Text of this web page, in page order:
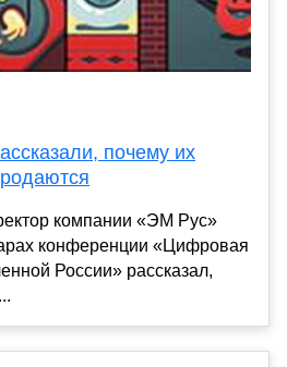
почему их
компании «ЭМ Рус»
конференции «Цифровая
России» рассказал,